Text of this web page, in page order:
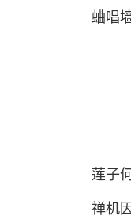
蛐唱
莲子
禅机